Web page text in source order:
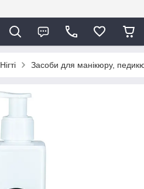
Нігті Засоби для манікюру,